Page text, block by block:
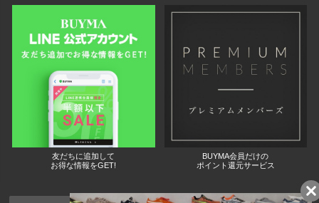
友だちに追加して
お得な情報をGET!
BUYMA会員だけの
ポイント還元サービス